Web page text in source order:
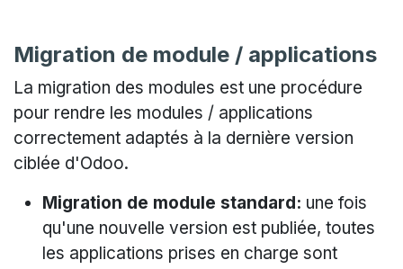
Migration de module / applications
La migration des modules est une procédure
pour rendre les modules / applications
correctement adaptés à la dernière version
ciblée d'Odoo.
Migration de module standard: une fois
qu'une nouvelle version est publiée, toutes
les applications prises en charge sont